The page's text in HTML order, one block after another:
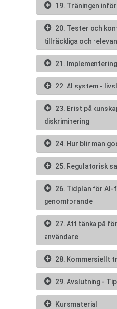
19. Träningen inför
20. Tester och
tillräckliga och
21.
22. AI system -
23. Brist på
diskriminering
24. Hur blir man
25. Regulatorisk
26. Tidplan för AI-
genomförande
27. Att tänka på
användare
28. Kommersiellt
29. Avslutning -
Kursmaterial